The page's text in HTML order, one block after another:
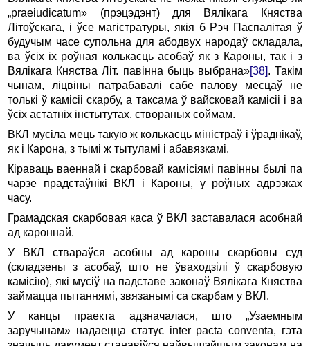
„praeiudicatum» (прэцэдэнт) для Вялікага Княства
Літоўскага, і ўсе магістратуры, якія б Рэч Паспалітая ў
будучым часе супольна для абодвух народаў складала,
ва ўсіх іх роўная колькасць асобаў як з Кароны, так і з
Вялікага Княства Літ. павінна быць выбрана»[38]. Такім
чынам, ліцвіны патрабавалі сабе палову месцаў не
толькі ў камісіі скарбу, а таксама ў вайсковай камісіі і ва
ўсіх астатніх інстытутах, створаных соймам.
ВКЛ мусіла мець такую ж колькасць міністраў і ўраднікаў,
як і Карона, з тымі ж тытуламі і абавязкамі.
Кіраваць ваеннай і скарбовай камісіямі павінны былі па
чарзе прадстаўнікі ВКЛ і Кароны, у роўных адрэзках
часу.
Грамадская скарбовая каса ў ВКЛ заставалася асобнай
ад кароннай.
У ВКЛ ствараўся асобны ад кароны скарбовы суд
(складзены з асобаў, што не ўваходзілі ў скарбовую
камісію), які мусіў на падставе законаў Вялікага Княства
займацца пытаннямі, звязанымі са скарбам у ВКЛ.
У канцы праекта адзначалася, што „Узаемным
заручынам» надаецца статус inter pacta conventa, гэта